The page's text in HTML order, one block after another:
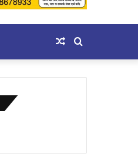
Search
for
Random
Article